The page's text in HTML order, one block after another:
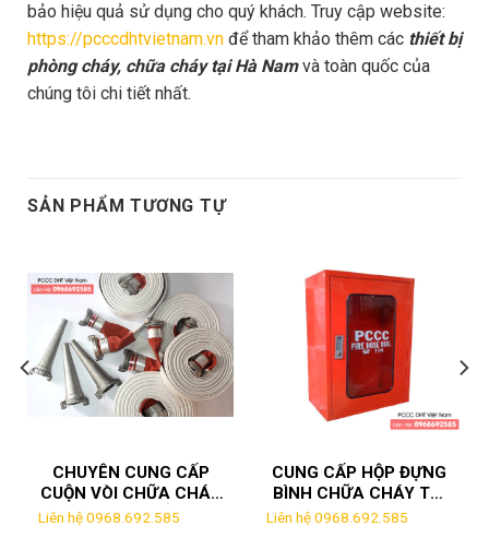
bảo hiệu quả sử dụng cho quý khách. Truy cập website:
https://pcccdhtvietnam.vn để tham khảo thêm các thiết bị
phòng cháy, chữa cháy tại Hà Namvà toàn quốc của
chúng tôi chi tiết nhất.
SẢN PHẨM TƯƠNG TỰ
CHUYÊN CUNG CẤP
CUỘN VÒI CHỮA CHÁY
TẠI KCN LIÊM CẦN HÀ
Liên hệ 0968.692.585
CUNG CẤP HỘP ĐỰNG
BÌNH CHỮA CHÁY TẠI
HÀ NAM
Liên hệ 0968.692.585